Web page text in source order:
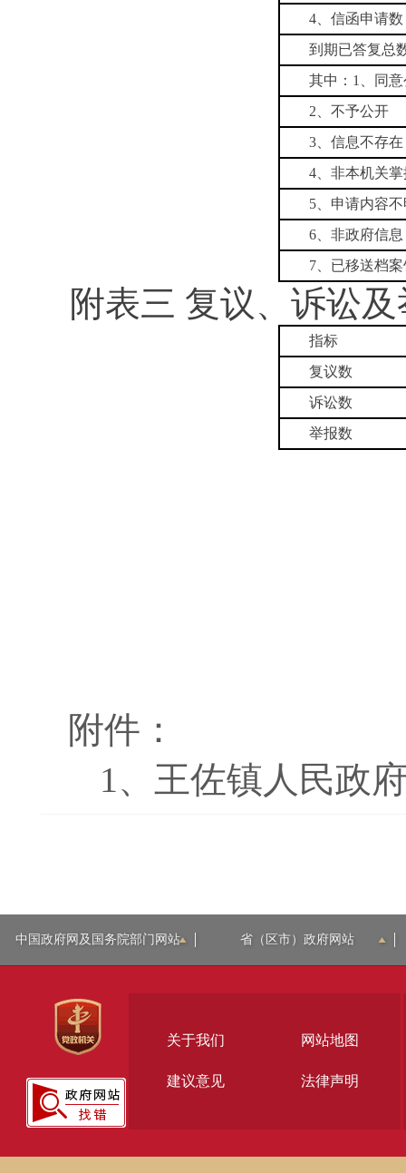
4、信函申请数
到期已答复总
其中：1、同
2、不予公开
3、信息不存在
4、非本机关掌
5、申请内容
6、非政府信息
7、已移送档
附表三 复议、诉讼
指标
复议数
诉讼数
举报数
附件：
1、 王佐镇人民政
中国政府网及国务院部门网站 省（区市）政府网站
关于我们 网站地图
建议意见 法律声明